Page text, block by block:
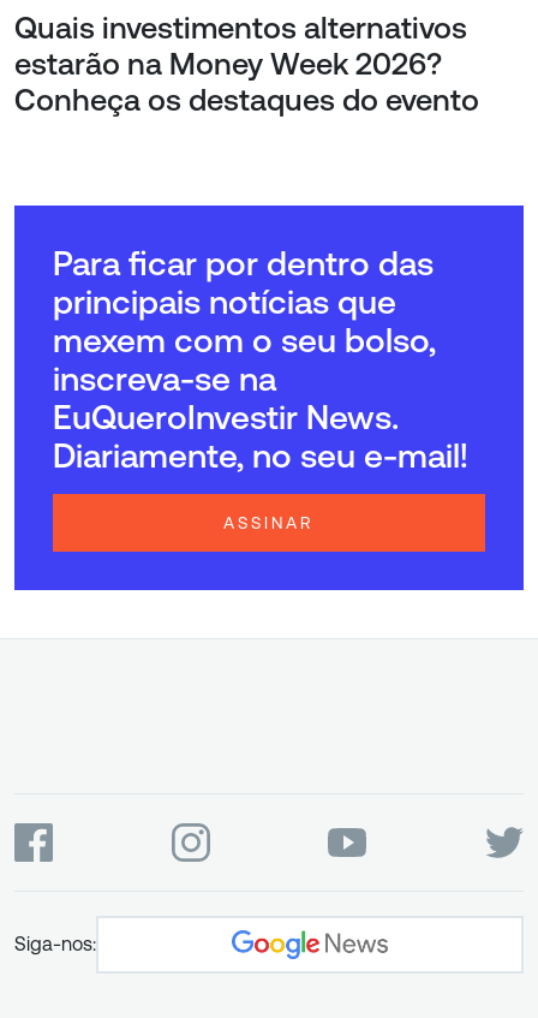
Quais investimentos alternativos
estarão na Money Week 2026?
Conheça os destaques do evento
Para ficar por dentro das
principais notícias que
mexem com o seu bolso,
inscreva-se na
EuQueroInvestir News.
Diariamente, no seu e-mail!
ASSINAR
Siga-nos: